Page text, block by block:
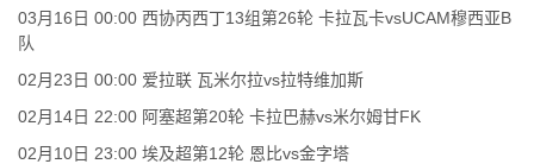
03月16日 00:00 西协丙西丁13组第26轮 卡拉瓦卡vsUCAM穆西亚B
队
02月23日 00:00 爱拉联 瓦米尔拉vs拉特维加斯
02月14日 22:00 阿塞超第20轮 卡拉巴赫vs米尔姆甘FK
02月10日 23:00 埃及超第12轮 恩比vs金字塔